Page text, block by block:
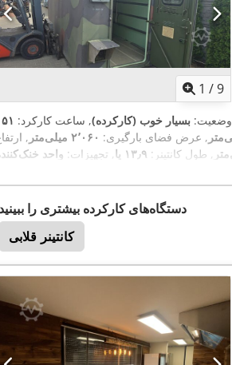
1 /9
وضعیت: بسیار خوب (کارکرده), ساعت کارکرد:
, عرض فضای بارگیری: ۲٬۰۶۰ میلی‌متر
,
, طول کانتینر: ۱۳٫۹ پا , تجهیزات: واحد
دستگاه‌های کارکرده بیشتری را
کانتینر قلابی